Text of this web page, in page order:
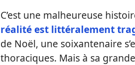
C’est une malheureuse
réalité est littéralement
de Noël, une soixantenaire
thoraciques. Mais à sa